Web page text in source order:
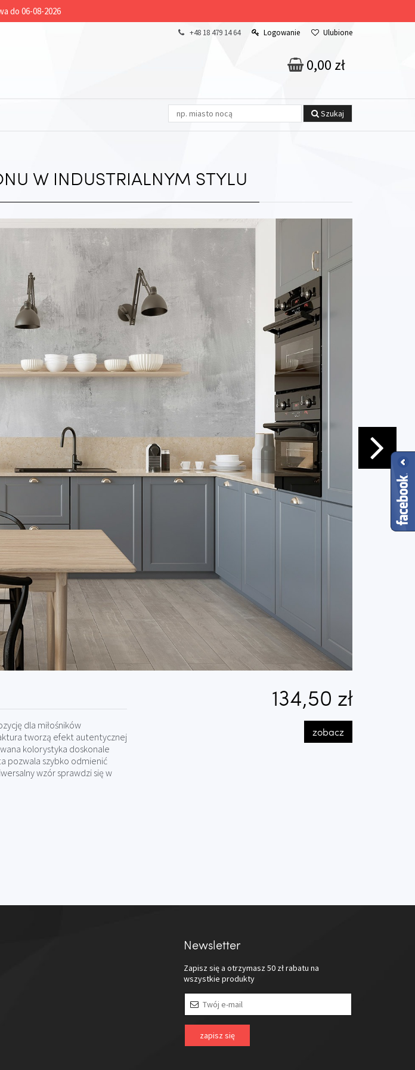
do 06-08-2026
+48 18 479 14 64 Logowanie Ulubione
0,00 zł
Szukaj
W INDUSTRIALNYM STYLU
dla miłośników
tworzą efekt autentycznej
kolorystyka doskonale
pozwala szybko odmienić
wzór sprawdzi się w
134,50 zł
zobacz
Newsletter
Zapisz się a otrzymasz50 złrabatu na
wszystkie produkty